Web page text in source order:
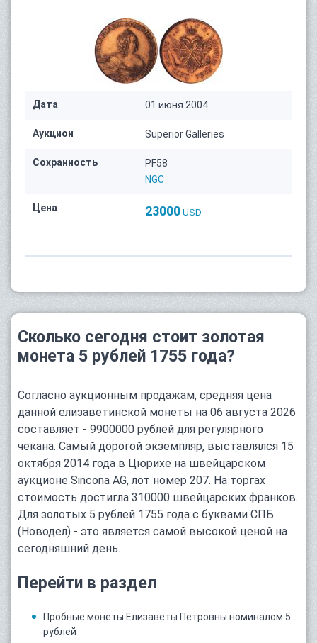
Дата 01 июня 2004
Аукцион Superior Galleries
Сохранность
PF58
NGC
Цена 23000 USD
Сколько сегодня стоит золотая
монета 5 рублей 1755 года?
Согласно аукционным продажам, средняя цена
данной елизаветинской монеты на 06 августа 2026
составляет - 9900000 рублей для регулярного
чекана. Самый дорогой экземпляр, выставлялся 15
октября 2014 года в Цюрихе на швейцарском
аукционе Sincona AG, лот номер 207. На торгах
стоимость достигла 310000 швейцарских франков.
Для золотых 5 рублей 1755 года с буквами СПБ
(Новодел) - это является самой высокой ценой на
сегодняшний день.
Перейти в раздел
Пробные монеты Елизаветы Петровны номиналом 5
рублей